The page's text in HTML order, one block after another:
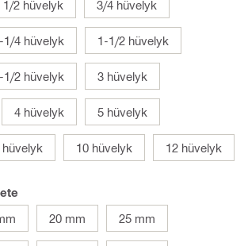
1/2 hüvelyk 3/4 hüvelyk
1/4 hüvelyk 1-1/2 hüvelyk
1/2 hüvelyk 3 hüvelyk
4 hüvelyk 5 hüvelyk
hüvelyk 10 hüvelyk 12 hüvelyk
20 mm 25 mm